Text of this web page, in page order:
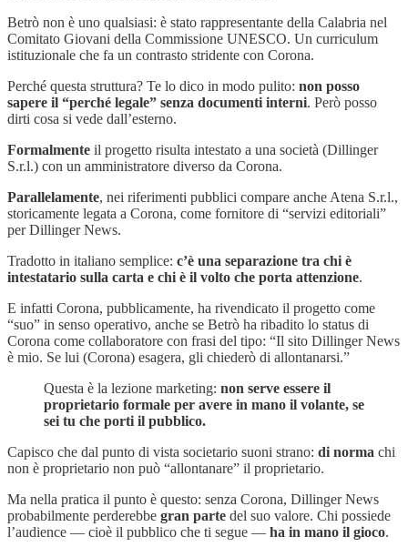
Betrò non è uno qualsiasi: è stato rappresentante della Calabria nel
Comitato Giovani della Commissione UNESCO. Un curriculum
istituzionale che fa un contrasto stridente con Corona.
Perché questa struttura? Te lo dico in modo pulito: non posso
sapere il “perché legale” senza documenti interni. Però posso
dirti cosa si vede dall’esterno.
Formalmente il progetto risulta intestato a una società (Dillinger
S.r.l.) con un amministratore diverso da Corona.
Parallelamente, nei riferimenti pubblici compare anche Atena S.r.l.,
storicamente legata a Corona, come fornitore di “servizi editoriali”
per Dillinger News.
Tradotto in italiano semplice: c’è una separazione tra chi è
intestatario sulla carta e chi è il volto che porta attenzione.
E infatti Corona, pubblicamente, ha rivendicato il progetto come
“suo” in senso operativo, anche se Betrò ha ribadito lo status di
Corona come collaboratore con frasi del tipo: “Il sito Dillinger News
è mio. Se lui (Corona) esagera, gli chiederò di allontanarsi.”
Questa è la lezione marketing: non serve essere il
proprietario formale per avere in mano il volante, se
sei tu che porti il pubblico.
Capisco che dal punto di vista societario suoni strano: di norma chi
non è proprietario non può “allontanare” il proprietario.
Ma nella pratica il punto è questo: senza Corona, Dillinger News
probabilmente perderebbe gran parte del suo valore. Chi possiede
l’audience — cioè il pubblico che ti segue — ha in mano il gioco.